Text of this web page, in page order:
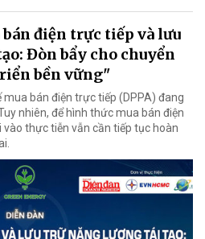
bán điện trực tiếp và lưu
Đòn bẩy cho chuyển
bền vững"
mua bán điện trực tiếp (DPPA) đang
nhiên, để hình thức mua bán điện
thực tiễn vẫn cần tiếp tục hoàn